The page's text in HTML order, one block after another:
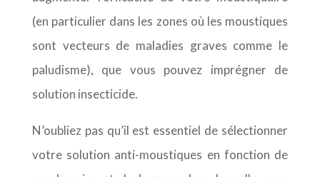
(en particulier dans les zones où les moustiques
sont vecteurs de maladies graves comme le
paludisme), que vous pouvez imprégner de
solution insecticide.
N’oubliez pas qu’il est essentiel de sélectionner
votre solution anti-moustiques en fonction de